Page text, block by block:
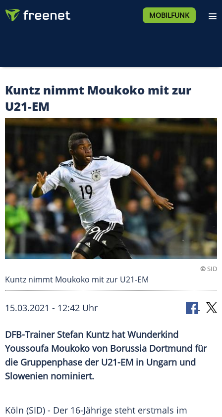
MOBILFUNK
Kuntz nimmt Moukoko mit zur
U21-EM
©SID
Kuntz nimmt Moukoko mit zur U21-EM
15.03.2021 - 12:42 Uhr
DFB-Trainer Stefan Kuntzhat Wunderkind
Youssoufa Moukoko von Borussia Dortmund für
die Gruppenphase der U21-EM in Ungarn und
Slowenien nominiert.
Köln (SID) - Der 16-Jährige steht erstmals im